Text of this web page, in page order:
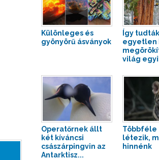
Különleges és
gyönyörű ásványok
Így tudták
egyetlen
világ
Operatőrnek állt
két kíváncsi
császárpingvin az
Antarktisz...
Többféle
létezik,
hinnénk